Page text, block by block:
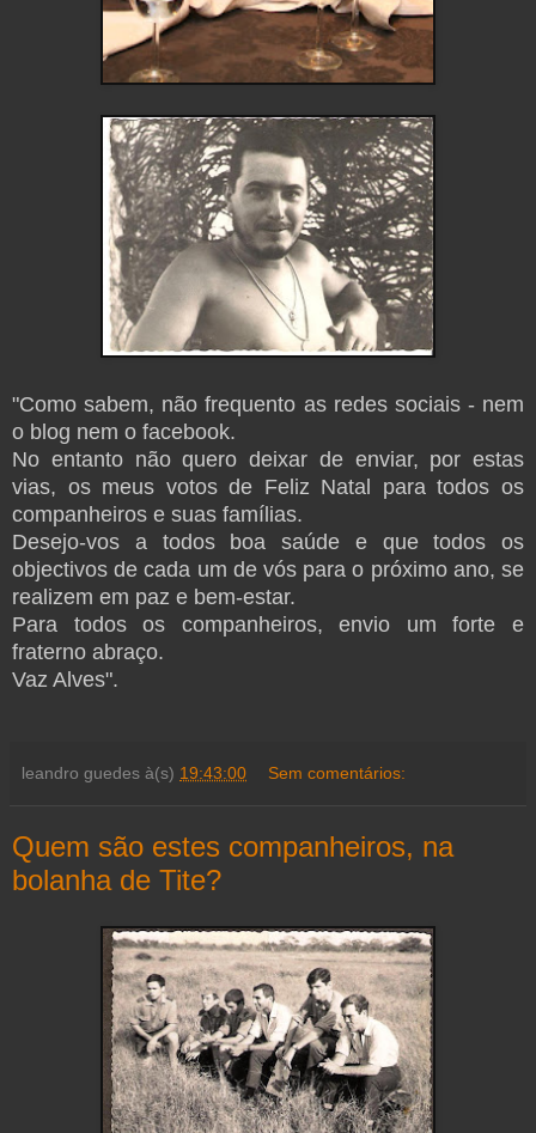
"Como sabem, não frequento as redes sociais - nem
o blog nem o facebook.
No entanto não quero deixar de enviar, por estas
vias, os meus votos de Feliz Natal para todos os
companheiros e suas famílias.
Desejo-vos a todos boa saúde e que todos os
objectivos de cada um de vós para o próximo ano, se
realizem em paz e bem-estar.
Para todos os companheiros, envio um forte e
fraterno abraço.
Vaz Alves".
leandro guedes à(s) 19:43:00 Sem comentários:
Quem são estes companheiros, na
bolanha de Tite?